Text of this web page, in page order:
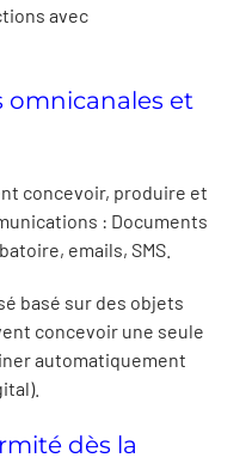
avec
omnicanales et
concevoir, produire et
: Documents
emails, SMS.
basé sur des objets
concevoir une seule
automatiquement
dès la